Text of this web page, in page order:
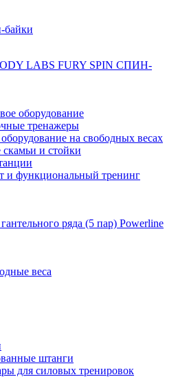
байки
LABS FURY SPIN СПИН-
оборудование
тренажеры
на свободных весах
и стойки
и функциональный тренинг
ряда (5 пар) Powerline
веса
штанги
для силовых тренировок